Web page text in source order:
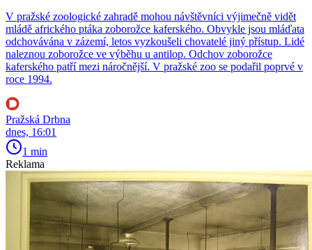
V pražské zoologické zahradě mohou návštěvníci výjimečně vidět
mládě afrického ptáka zoborožce kaferského. Obvykle jsou mláďata
odchovávána v zázemí, letos vyzkoušeli chovatelé jiný přístup. Lidé
naleznou zoborožce ve výběhu u antilop. Odchov zoborožce
kaferského patří mezi náročnější. V pražské zoo se podařil poprvé v
roce 1994.
Pražská Drbna
dnes, 16:01
1 min
Reklama